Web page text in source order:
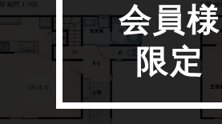
会員様
限定